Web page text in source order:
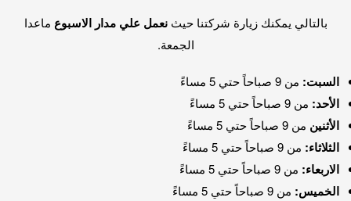
بالتالي يمكنك زيارة شركتنا حيثنعمل علي مدار الاسبوع ماعدا
الجمعة.
السبت: من 9 صباحاً حتي 5 مساءً
الأحد: من 9 صباحاً حتي 5 مساءً
الأثنين من 9 صباحاً حتي 5 مساءً
الثلاثاء: من 9 صباحاً حتي 5 مساءً
الاربعاء: من 9 صباحاً حتي 5 مساءً
الخميس: من 9 صباحاً حتي 5 مساءً